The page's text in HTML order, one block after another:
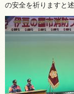
の安全を祈りますと述